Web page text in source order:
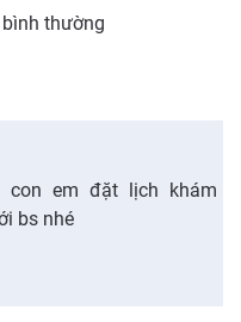
thường
con em đặt lịch khám
bs nhé